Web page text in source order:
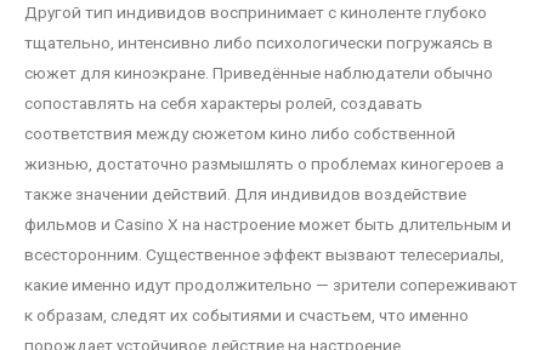
Другой тип индивидов воспринимает с киноленте глубоко
тщательно, интенсивно либо психологически погружаясь в
сюжет для киноэкранe. Приведённые наблюдатели обычно
сопоставлять на себя характеры ролей, создавать
соответствия между сюжетом кино либо собственной
жизнью, достаточно размышлять о проблемах киногероев а
также значении действий. Для индивидов воздействие
фильмов и Casino X на настроение может быть длительным и
всесторонним. Существенное эффект вызвают телесериалы,
какие именно идут продолжительно — зрители сопереживают
к образам, следят их событиями и счастьем, что именно
порождает устойчивое действие на настроение.